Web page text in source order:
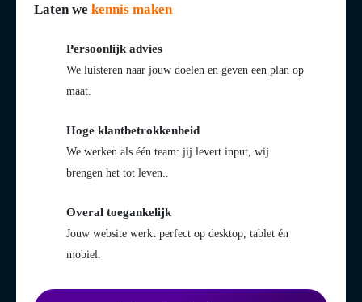
Laten we kennis maken
Persoonlijk advies
We luisteren naar jouw doelen en geven een plan op
maat.
Hoge klantbetrokkenheid
We werken als één team: jij levert input, wij
brengen het tot leven..
Overal toegankelijk
Jouw website werkt perfect op desktop, tablet én
mobiel.